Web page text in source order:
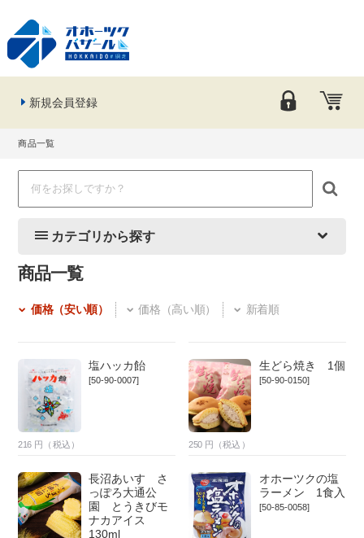
新規会員登録
商品一覧
カテゴリから探す
商品一覧
価格（安い順） 価格（高い順） 新着順
塩ハッカ飴
[50-90-0007]
216 円（税込）
生どら焼き 1個
[50-90-0150]
250 円（税込）
長沼あいす さ
っぽろ大通公
園 とうきびモ
ナカアイス
130ml
オホーツクの塩
ラーメン 1食入
[50-85-0058]